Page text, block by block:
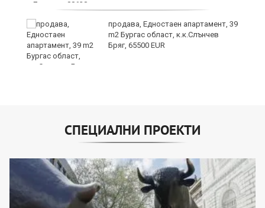
продава, Едностаен апартамент, 39
m2 Бургас област, к.к.Слънчев
Бряг, 65500 EUR
СПЕЦИАЛНИ ПРОЕКТИ